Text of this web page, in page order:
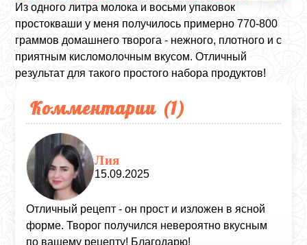
Из одного литра молока и восьми упаковок
простокваши у меня получилось примерно 770-800
граммов домашнего творога - нежного, плотного и с
приятным кисломолочным вкусом. Отличный
результат для такого простого набора продуктов!
Комментарии (1)
Лия
15.09.2025
Отличный рецепт - он прост и изложен в ясной
форме. Творог получился невероятно вкусным
по вашему рецепту! Благодарю!